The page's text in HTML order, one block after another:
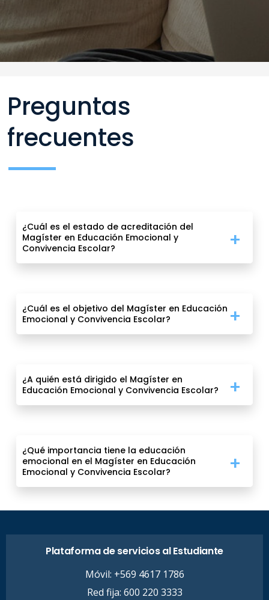
Preguntas
frecuentes
¿Cuál es el estado de acreditación del
Magíster en Educación Emocional y
Convivencia Escolar?
¿Cuál es el objetivo del Magíster en Educación
Emocional y Convivencia Escolar?
¿A quién está dirigido el Magíster en
Educación Emocional y Convivencia Escolar?
¿Qué importancia tiene la educación
emocional en el Magíster en Educación
Emocional y Convivencia Escolar?